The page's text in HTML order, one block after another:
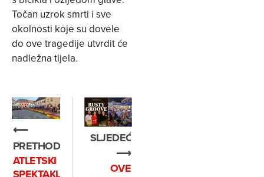
Točan uzrok smrti i sve
okolnosti koje su dovele
do ove tragedije utvrdit će
nadležna tijela.
⟵
PRETHODNO
ATLETSKI
SLJEDEĆE
⟶
OVE